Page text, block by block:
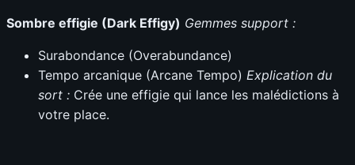
Sombre effigie (Dark Effigy) Gemmes support :
Surabondance (Overabundance)
Tempo arcanique (Arcane Tempo) Explication du
sort : Crée une effigie qui lance les malédictions à
votre place.